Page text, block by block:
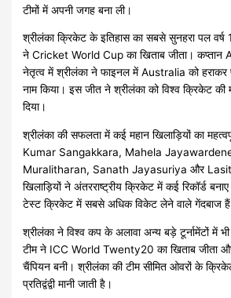
टीमों में अपनी जगह बना ली।
श्रीलंका क्रिकेट के इतिहास का सबसे सुनहरा पल
ने Cricket World Cup का खिताब जीता।
नेतृत्व में श्रीलंका ने फाइनल में Australia को हराकर
नाम किया। इस जीत ने श्रीलंका को विश्व क्रिकेट की
दिया।
श्रीलंका की सफलता में कई महान खिलाड़ियों का
Kumar Sangakkara, Mahela
Muralitharan, Sanath Jayasuriya और
खिलाड़ियों ने अंतरराष्ट्रीय क्रिकेट में कई रिकॉर्ड
टेस्ट क्रिकेट में सबसे अधिक विकेट लेने वाले गेंदबाज
श्रीलंका ने विश्व कप के अलावा अन्य बड़े टूर्नामेंटों में
टीम ने ICC World Twenty20 का खिताब जीता
चैंपियन बनी। श्रीलंका की टीम सीमित ओवरों के
प्रतिद्वंद्वी मानी जाती है।